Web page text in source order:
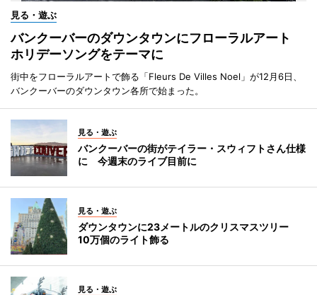
見る・遊ぶ
バンクーバーのダウンタウンにフローラルアート
ホリデーソングをテーマに
街中をフローラルアートで飾る「Fleurs De Villes Noel」が12月6日、
バンクーバーのダウンタウン各所で始まった。
見る・遊ぶ
バンクーバーの街がテイラー・スウィフトさん仕様
に 今週末のライブ目前に
見る・遊ぶ
ダウンタウンに23メートルのクリスマスツリー
10万個のライト飾る
見る・遊ぶ